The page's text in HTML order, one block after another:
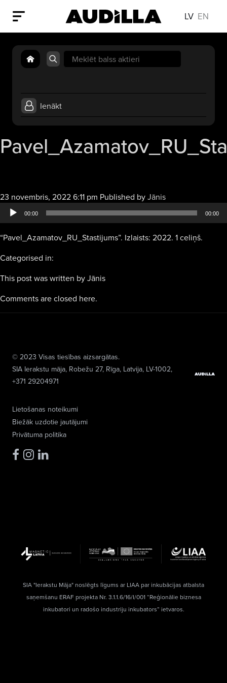
LV EN
Search
for:
Ienākt
23 novembris, 2022 6:11 pm Published byJānisAudio
atskaņotājs
00:00 00:00
“Pavel_Azamatov_RU_Stastijums”. Izlaists: 2022. 1 celiņš.
Categorised in:
This post was written by Jānis
Comments are closed here.
Lietošanas noteikumi
Biežāk uzdotie jautājumi
Privātuma politika
© 2023 Visas tiesības aizsargātas.
SIA Ierakstu māja, Robežu 27, Rīga, Latvija, LV-1002,
+371 29204971
SIA "Ierakstu Māja" noslēgts līgums ar LIAA par inkubācijas atbalsta
saņemšanu ERAF projekta Nr. 3.1.1.6/16/I/001 “Reģionālie biznesa
inkubatori un radošo industriju inkubators” ietvaros.